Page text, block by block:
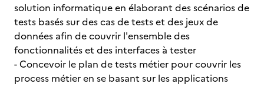
solution informatique en élaborant des scénarios de
tests basés sur des cas de tests et des jeux de
données afin de couvrir l'ensemble des
fonctionnalités et des interfaces à tester
- Concevoir le plan de tests métier pour couvrir les
process métier en se basant sur les applications